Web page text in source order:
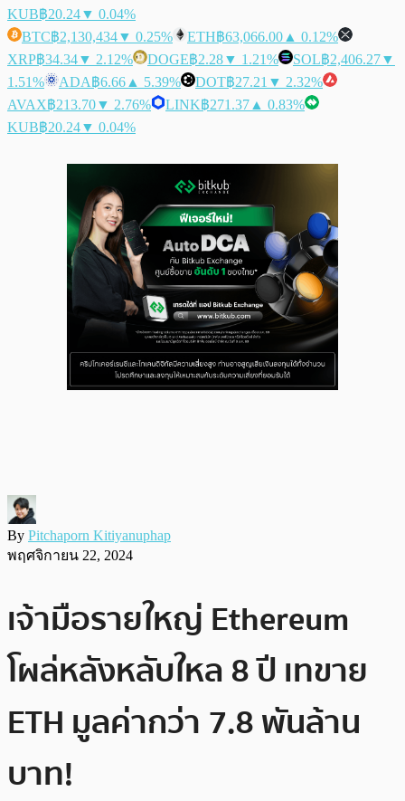
KUB฿20.24▼ 0.04%
BTC฿2,130,434▼ 0.25% ETH฿63,066.00 ▲ 0.12%
XRP฿34.34▼ 2.12% DOGE฿2.28▼ 1.21% SOL฿2,406.27▼
1.51%
ADA฿6.66 ▲ 5.39% DOT฿27.21 ▼ 2.32%
AVAX฿213.70▼ 2.76% LINK฿271.37 ▲ 0.83%
KUB฿20.24▼ 0.04%
By Pitchaporn Kitiyanuphap
พฤศจิกายน 22, 2024
เจ้ามือรายใหญ่ Ethereum
โผล่หลังหลับใหล 8 ปี เทขาย
ETH มูลค่ากว่า 7.8 พันล้าน
บาท!